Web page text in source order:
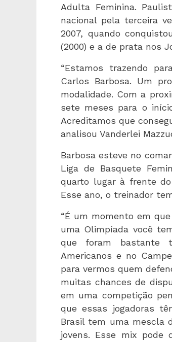
Adulta Feminina.
nacional pela terceira
2007, quando
(2000) e a de prata nos
“Estamos trazendo
Carlos Barbosa. Um
modalidade. Com a
sete meses para o
Acreditamos que
analisou Vanderlei
Barbosa esteve no
Liga de Basquete
quarto lugar à frente do
Esse ano, o treinador
“É um momento em
uma Olimpíada você
que foram bastante
Americanos e no
para vermos quem
muitas chances de
em uma competição
que essas jogadoras
Brasil tem uma mescla
jovens. Esse mix pode